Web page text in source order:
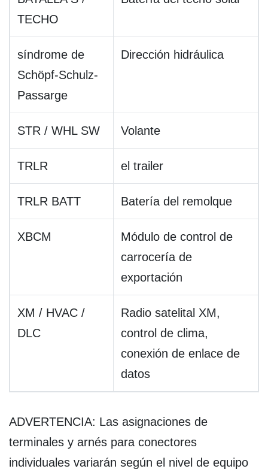
TECHO
síndrome de
Schöpf-Schulz-
Passarge
Dirección hidráulica
STR / WHL SW Volante
TRLR el trailer
TRLR BATT Batería del remolque
XBCM
Módulo de control de
carrocería de
exportación
XM / HVAC /
DLC
Radio satelital XM,
control de clima,
conexión de enlace de
datos
ADVERTENCIA: Las asignaciones de
terminales y arnés para conectores
individuales variarán según el nivel de equipo